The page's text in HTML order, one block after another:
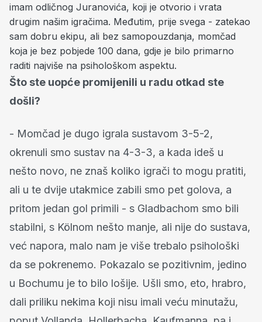
imam odličnog Juranovića, koji je otvorio i vrata
drugim našim igračima. Međutim, prije svega - zatekao
sam dobru ekipu, ali bez samopouzdanja, momčad
koja je bez pobjede 100 dana, gdje je bilo primarno
raditi najviše na psihološkom aspektu.
Što ste uopće promijenili u radu otkad ste
došli?
- Momčad je dugo igrala sustavom 3-5-2,
okrenuli smo sustav na 4-3-3, a kada ideš u
nešto novo, ne znaš koliko igrači to mogu pratiti,
ali u te dvije utakmice zabili smo pet golova, a
pritom jedan gol primili - s Gladbachom smo bili
stabilni, s Kölnom nešto manje, ali nije do sustava,
već napora, malo nam je više trebalo psihološki
da se pokrenemo. Pokazalo se pozitivnim, jedino
u Bochumu je to bilo lošije. Ušli smo, eto, hrabro,
dali priliku nekima koji nisu imali veću minutažu,